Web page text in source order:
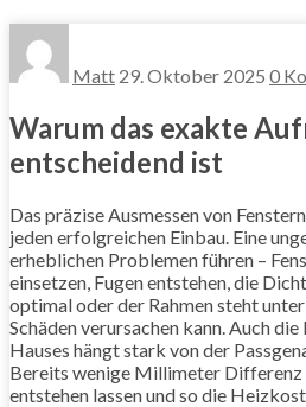
Matt 29. Oktober 2025 0
Warum das exakte
entscheidend ist
Das präzise Ausmessen von
jeden erfolgreichen Einbau. Eine
erheblichen Problemen führen –
einsetzen, Fugen entstehen, die
optimal oder der Rahmen steht
Schäden verursachen kann. Auch
Hauses hängt stark von der
Bereits wenige Millimeter
entstehen lassen und so die